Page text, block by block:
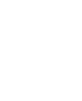
formação
à CLDF na
em